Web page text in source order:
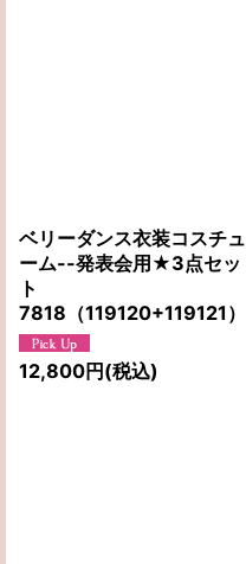
ベリーダンス衣装コスチュ
ーム--発表会用★3点セッ
ト
7818（119120+119121）
12,800円 (税込)